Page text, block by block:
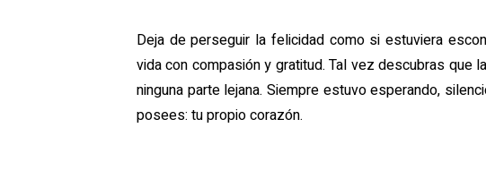
Deja de perseguir la felicidad como si estuviera
vida con compasión y gratitud. Tal vez descubras que
ninguna parte lejana. Siempre estuvo esperando,
posees: tu propio corazón.